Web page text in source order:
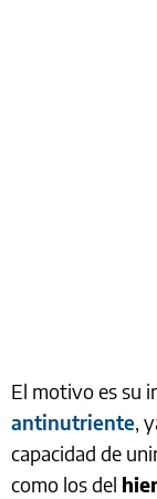
El motivo es su
antinutriente,
capacidad de
como los del